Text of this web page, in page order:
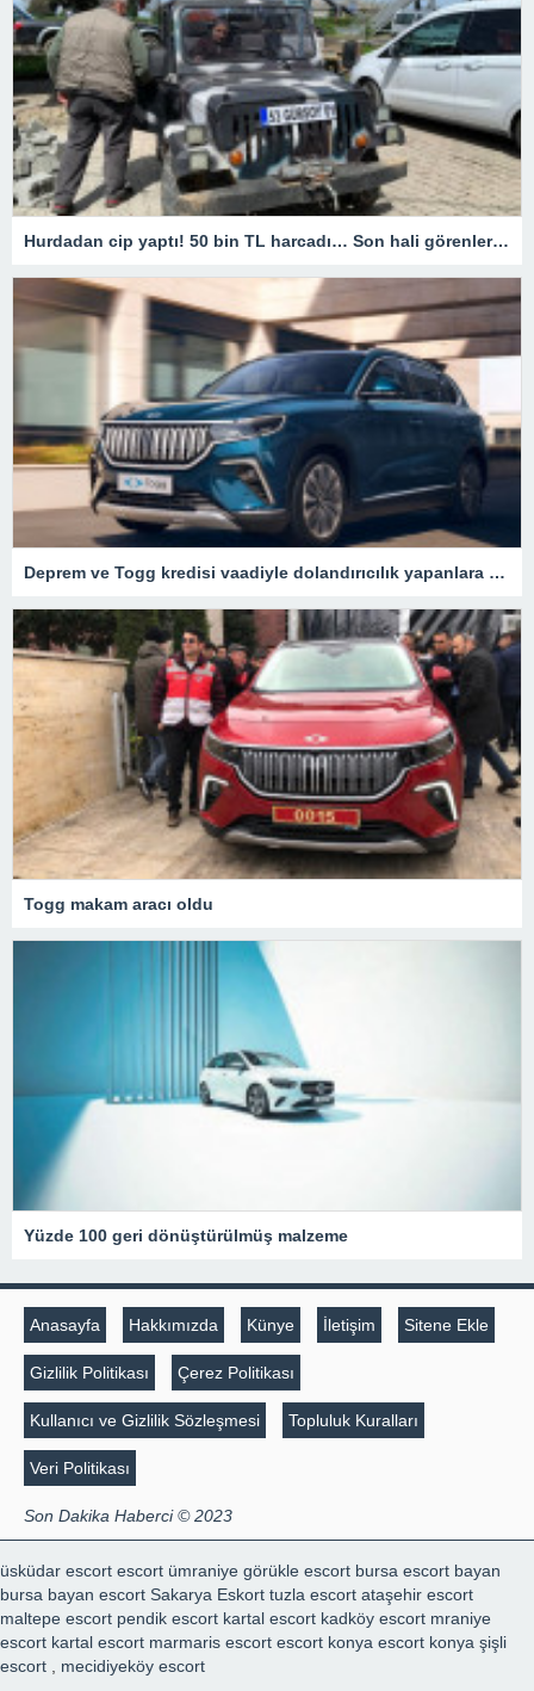
Hurdadan cip yaptı! 50 bin TL harcadı… Son hali görenleri hayrete düşürdü
Deprem ve Togg kredisi vaadiyle dolandırıcılık yapanlara operasyon – Son Dakika Türkiye Haberleri
Togg makam aracı oldu
Yüzde 100 geri dönüştürülmüş malzeme
Anasayfa Hakkımızda Künye İletişim Sitene Ekle
Gizlilik Politikası Çerez Politikası
Kullanıcı ve Gizlilik Sözleşmesi Topluluk Kuralları
Veri Politikası
Son Dakika Haberci © 2023
üsküdar escort escort ümraniye görükle escort bursa escort bayan
bursa bayan escort Sakarya Eskort tuzla escort ataşehir escort
maltepe escort pendik escort kartal escort kadköy escort mraniye
escort kartal escort marmaris escort escort konya escort konya şişli
escort
mecidiyeköy escort